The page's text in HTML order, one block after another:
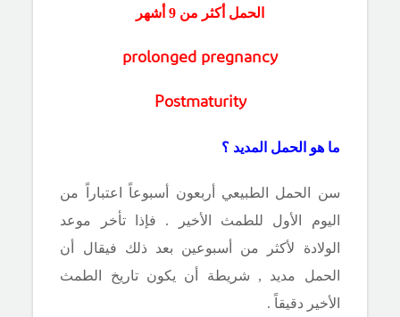
الحمل أكثر من 9 أشهر
prolonged pregnancy
Postmaturity
ما هو الحمل المديد ؟
سن الحمل الطبيعي أربعون أسبوعاً اعتباراً من
اليوم الأول للطمث الأخير . فإذا تأخر موعد
الولادة لأكثر من أسبوعين بعد ذلك فيقال أن
الحمل مديد , شريطة أن يكون تاريخ الطمث
الأخير دقيقاً .